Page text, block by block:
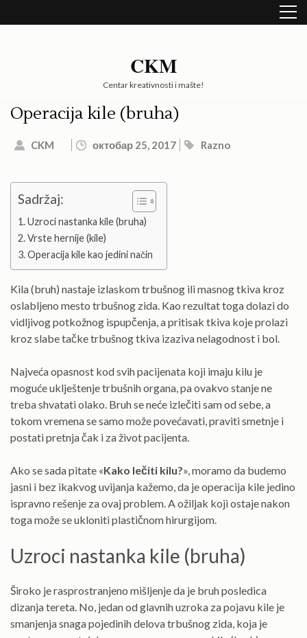
to
CKM
Centar kreativnosti i mašte!
Operacija kile (bruha)
CKM октобар 25, 2017 Razno
Sadržaj:
Uzroci nastanka kile (bruha)
Vrste hernije (kile)
Operacija kile kao jedini način
Kila (bruh) nastaje izlaskom trbušnog ili masnog tkiva kroz
oslabljeno mesto trbušnog zida. Kao rezultat toga dolazi do
vidljivog potkožnog ispupčenja, a pritisak tkiva koje prolazi
kroz slabe tačke trbušnog tkiva izaziva nelagodnost i bol.
Najveća opasnost kod svih pacijenata koji imaju kilu je
moguće uklještenje trbušnih organa, pa ovakvo stanje ne
treba shvatati olako. Bruh se neće izlečiti sam od sebe, a
tokom vremena se samo može povećavati, praviti smetnje i
postati pretnja čak i za život pacijenta.
Ako se sada pitate «Kako lečiti kilu?», moramo da budemo
jasni i bez ikakvog uvijanja kažemo, da je operacija kile jedino
ispravno rešenje za ovaj problem. A ožiljak koji ostaje nakon
toga može se ukloniti plastičnom hirurgijom.
Uzroci nastanka kile (bruha)
Široko je rasprostranjeno mišljenje da je bruh posledica
dizanja tereta. No, jedan od glavnih uzroka za pojavu kile je
smanjenja snaga pojedinih delova trbušnog zida, koja je